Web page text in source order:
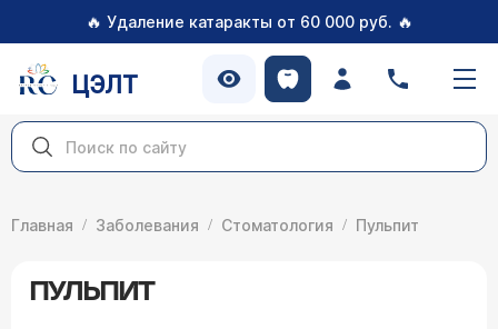
🔥 Удаление катаракты от 60 000 руб. 🔥
ЦЭЛТ
Главная Заболевания Стоматология Пульпит
ПУЛЬПИТ